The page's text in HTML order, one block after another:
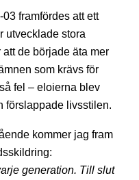
framfördes att ett
utvecklade stora
de började äta mer
som krävs för
fel – eloierna blev
förslappade livsstilen.
kommer jag fram
generation. Till slut